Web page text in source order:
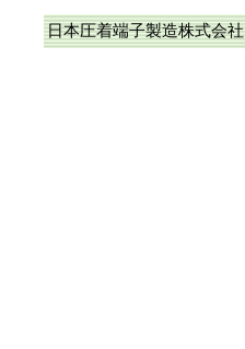
日本圧着端子製造株式会社